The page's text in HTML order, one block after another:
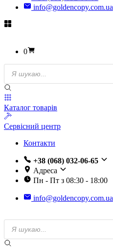
info@goldencopy.com.ua
0
Пошук
товарів
Каталог товарів
Сервісний центр
Контакти
+38 (068) 032-06-65
Адреса
Пн - Пт з 08:30 - 18:00
info@goldencopy.com.ua
Пошук
товарів